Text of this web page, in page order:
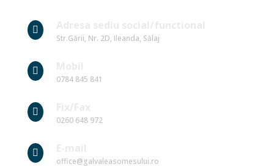

Str.Gării, Nr. 2D, Ileanda, Sălaj

0784 845 841

0260 648 972

office@galvaleasomesului.ro